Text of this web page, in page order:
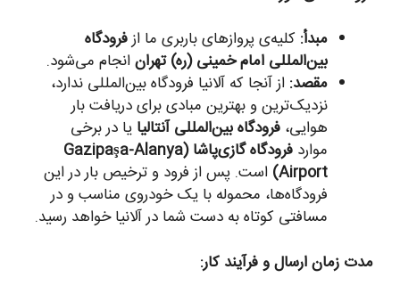
مبدأ: کلیه‌ی پروازهای باربری ما ازفرودگاه
بین‌المللی امام خمینی (ره) تهرانانجام می‌شود.
مقصد: از آنجا که آلانیا فرودگاه بین‌المللی ندارد،
نزدیک‌ترین و بهترین مبادی برای دریافت بار
هوایی، فرودگاه بین‌المللی آنتالیا یا در برخی
موارد
فرودگاه گازی‌پاشا (Gazipaşa-Alanya
Airport) است. پس از فرود و ترخیص بار در این
فرودگاه‌ها، محموله با یک خودروی مناسب و در
مسافتی کوتاه به دست شما در آلانیا خواهد رسید.
مدت زمان ارسال و فرآیند کار: